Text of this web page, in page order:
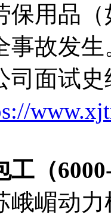
保用品
事故发
面试史
（
峨嵋动